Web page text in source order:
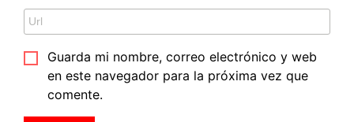
Guarda mi nombre, correo electrónico y web
en este navegador para la próxima vez que
comente.